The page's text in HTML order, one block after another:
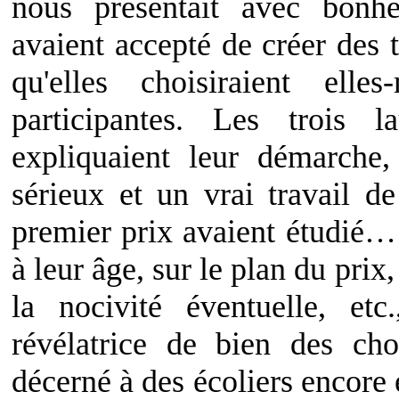
nous présentait avec
avaient accepté de créer
qu'elles choisiraient
participantes. Les trois
expliquaient leur
sérieux et un vrai travail
premier prix avaient
à leur âge, sur le plan du
la nocivité éventuelle,
révélatrice de bien des
décerné à des écoliers